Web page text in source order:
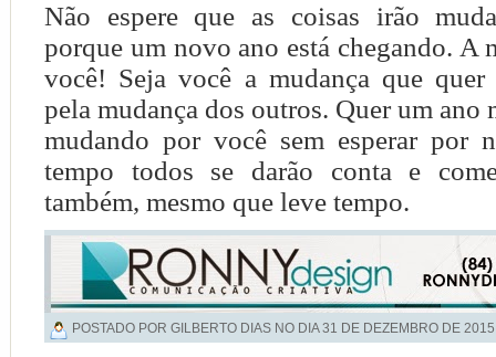
Não espere que as coisas irão
porque um novo ano está chegando. A
você! Seja você a mudança que quer
pela mudança dos outros. Quer um ano
mudando por você sem esperar por
tempo todos se darão conta e
também, mesmo que leve tempo.
POSTADO POR GILBERTO DIAS NO DIA31 DE DEZEMBRO DE 2015